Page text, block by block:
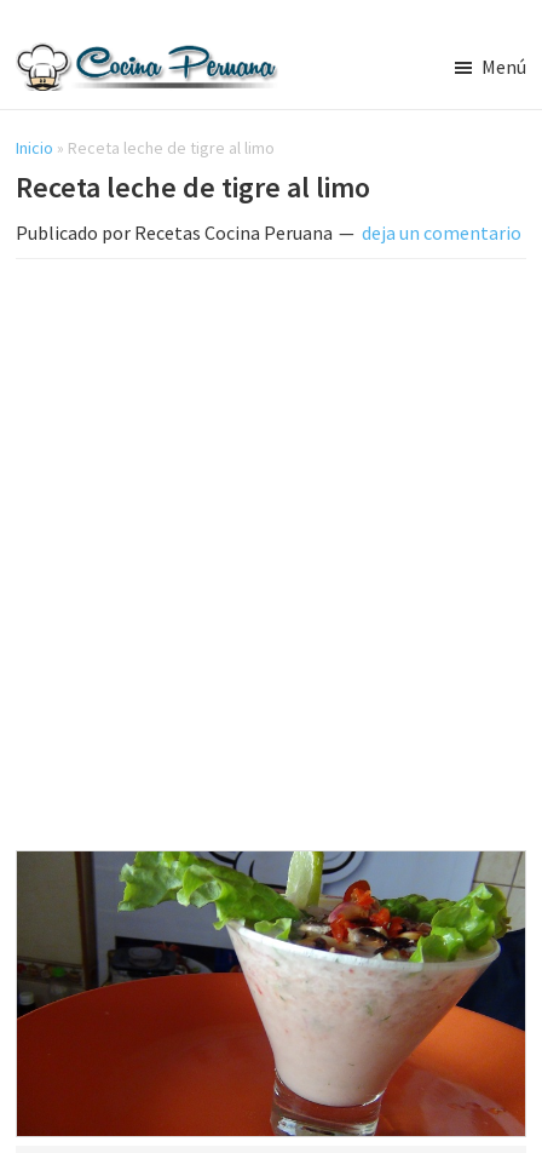
contenido
lateral
principal
Cocina
Peruana,
Recetas
de
Comida
Menú
Inicio » Receta leche de tigre al limo
Receta leche de tigre al limo
Publicado por Recetas Cocina Peruana deja un comentario